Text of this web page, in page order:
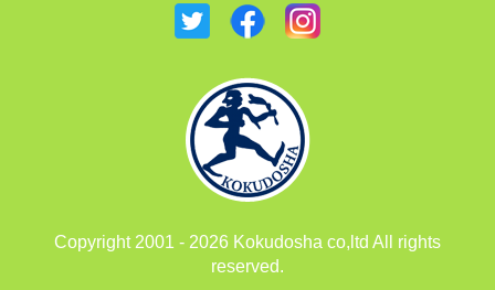
Copyright 2001 - 2026 Kokudosha co,ltd All rights
reserved.